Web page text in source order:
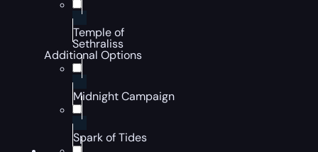
Temple of
Sethraliss
Additional Options
Midnight Campaign
Spark of Tides